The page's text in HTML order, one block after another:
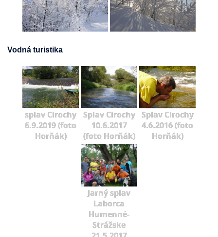
Vodná turistika
splav Cirochy
6.9.2019 (foto
Horňák)
Splav Cirochy
10.6.2017
(foto Horňák)
Splav Cirochy
4.6.2016 (foto
Horňák)
Jarný splav
Laborca
Humenné-
Strážske